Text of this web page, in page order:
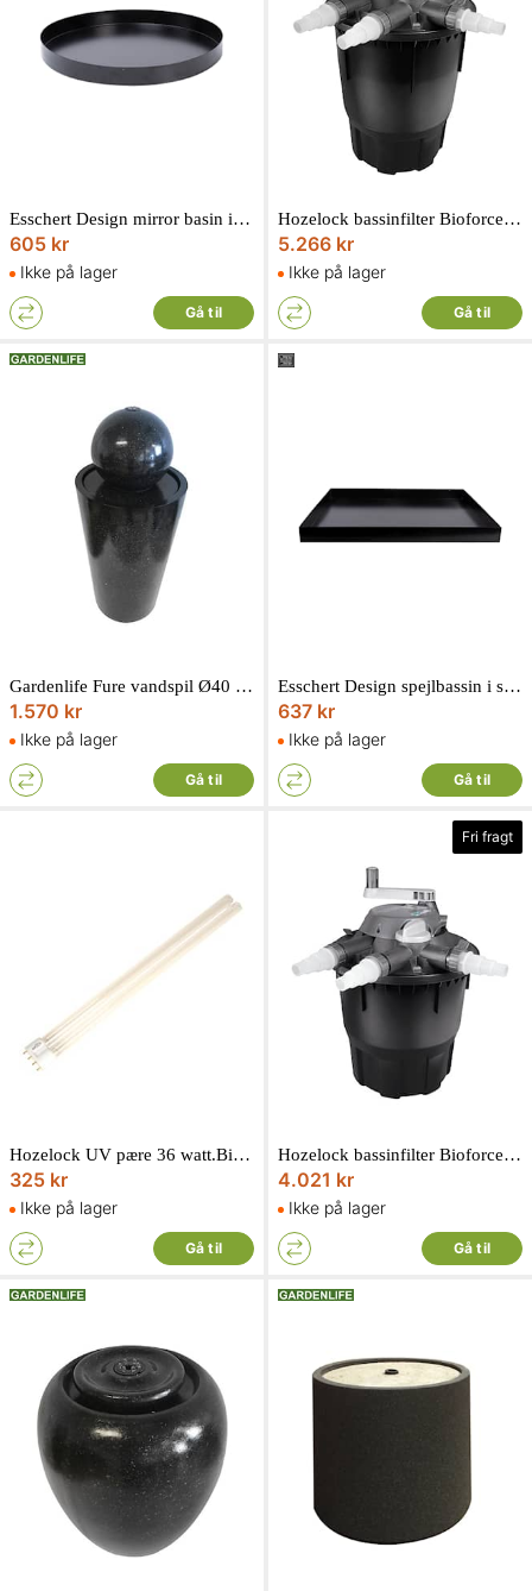
Esschert Design mirror basin in black powder-coated steel 57 x 57 x 6 cm
605 kr
Ikke på lager
Gå til
Hozelock bassinfilter Bioforce revolution 28000.36 watt. 24-1354
5.266 kr
Ikke på lager
Gå til
Gardenlife Fure vandspil Ø40 cm højde 86 cm
1.570 kr
Ikke på lager
Gå til
Esschert Design spejlbassin i sort pulverlakeret stål 78 x 78 x 6 cm
637 kr
Ikke på lager
Gå til
Hozelock UV pære 36 watt.Bioforce revolution 28000
325 kr
Ikke på lager
Gå til
Fri fragt
Hozelock bassinfilter Bioforce revolution 12000.18 watt. 24-1352
4.021 kr
Ikke på lager
Gå til